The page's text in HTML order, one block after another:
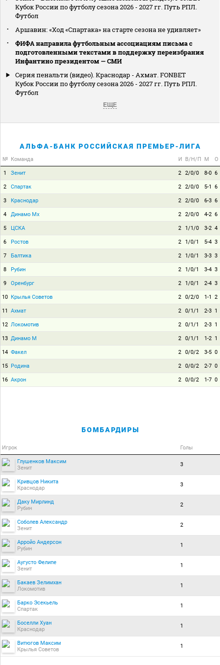
Кубок России по футболу сезона 2026 - 2027 гг. Путь РПЛ.
Футбол
Аршавин: «Ход «Спартака» на старте сезона не удивляет»
ФИФА направила футбольным ассоциациям письма с
подготовленными текстами в поддержку переизбрания
Инфантино президентом — СМИ
Серия пенальти (видео). Краснодар - Ахмат. FONBET
Кубок России по футболу сезона 2026 - 2027 гг. Путь РПЛ.
Футбол
ЕЩЕ
АЛЬФА-БАНК РОССИЙСКАЯ ПРЕМЬЕР-ЛИГА
№ Команда И В/Н/П М О
1 Зенит 2 2/0/0 8-0 6
2 Спартак 2 2/0/0 5-1 6
3 Краснодар 2 2/0/0 6-3 6
4 Динамо Мх 2 2/0/0 4-2 6
5 ЦСКА 2 1/1/0 3-2 4
6 Ростов 2 1/0/1 5-4 3
7 Балтика 2 1/0/1 3-3 3
8 Рубин 2 1/0/1 3-4 3
9 Оренбург 2 1/0/1 2-4 3
10 Крылья Советов 2 0/2/0 1-1 2
11 Ахмат 2 0/1/1 2-3 1
12 Локомотив 2 0/1/1 2-3 1
13 Динамо М 2 0/1/1 1-2 1
14 Факел 2 0/0/2 3-5 0
15 Родина 2 0/0/2 2-7 0
16 Акрон 2 0/0/2 1-7 0
БОМБАРДИРЫ
Игрок Голы
Глушенков Максим
Зенит
3
Кривцов Никита
Краснодар
3
Даку Мирлинд
Рубин
2
Соболев Александр
Зенит
2
Арройо Андерсон
Рубин
1
Аугусто Фелипе
Зенит
1
Бакаев Зелимхан
Локомотив
1
Барко Эсекьель
Спартак
1
Боселли Хуан
Краснодар
1
Витюгов Максим
Крылья Советов
1